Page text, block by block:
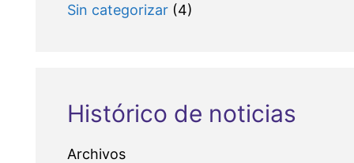
Sin categorizar(4)
Histórico de noticias
Archivos